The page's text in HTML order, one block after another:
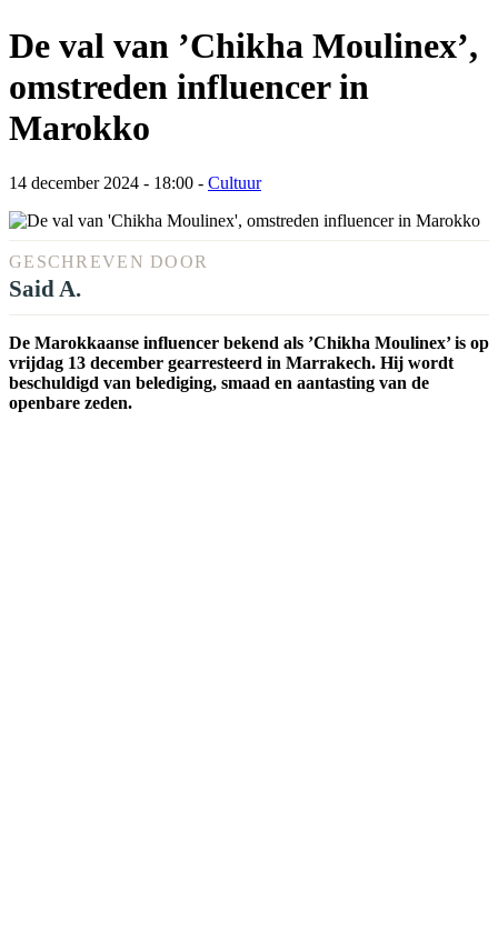
De val van ’Chikha Moulinex’,
omstreden influencer in
Marokko
14 december 2024 - 18:00 - Cultuur
GESCHREVEN DOOR
Said A.
De Marokkaanse influencer bekend als ’Chikha Moulinex’ is op
vrijdag 13 december gearresteerd in Marrakech. Hij wordt
beschuldigd van belediging, smaad en aantasting van de
openbare zeden.